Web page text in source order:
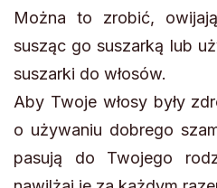
Można to zrobić,
susząc go suszarką lub
suszarki do włosów.
Aby Twoje włosy były
o używaniu dobrego
pasują do Twojego